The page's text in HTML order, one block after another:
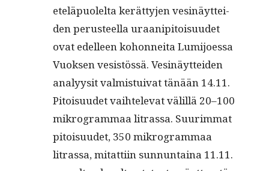
eteläpuolelta kerät­ty­jen vesinäyt­tei­
den perus­teel­la uraa­nip­i­toisu­udet
ovat edelleen kohon­nei­ta Lumi­joes­sa
Vuok­sen vesistössä. Vesinäyt­tei­den
ana­lyysit valmis­tu­i­v­at tänään 14.11.
Pitoisu­udet vai­htel­e­vat välil­lä 20–100
mikro­gram­maa litrassa. Suurim­mat
pitoisu­udet, 350 mikro­gram­maa
litrassa, mitat­ti­in sun­nun­taina 11.11.